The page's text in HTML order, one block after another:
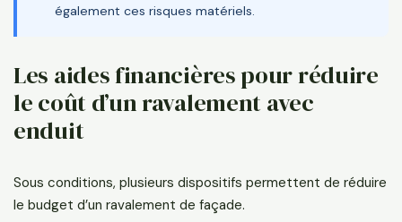
également ces risques matériels.
Les aides financières pour réduire
le coût d’un ravalement avec
enduit
Sous conditions, plusieurs dispositifs permettent de réduire
le budget d’un ravalement de façade.